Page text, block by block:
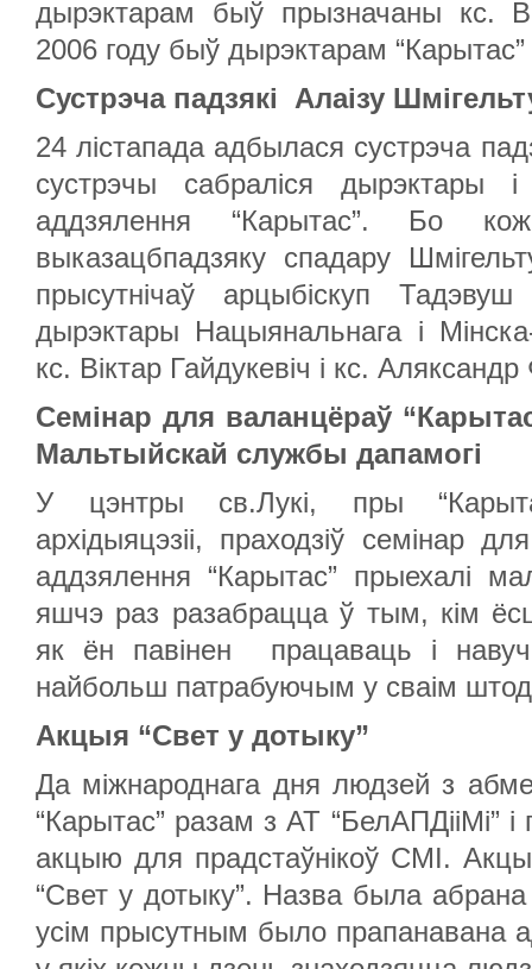
дырэктарам быў прызначаны кс.
2006 году быў дырэктарам “Карытас”
Сустрэча падзякі Алаізу
24 лістапада адбылася сустрэча
сустрэчы сабраліся дырэктары
аддзялення “Карытас”. Бо
выказацбпадзяку спадару
прысутнічаў арцыбіскуп
дырэктары Нацыянальнага і
кс. Віктар Гайдукевіч і кс.
Семінар для валанцёраў
Мальтыйскай службы дапамогі
У цэнтры св.Лукі, пры
архідыяцэзіі, праходзіў семінар
аддзялення “Карытас” прыехалі
яшчэ раз разабрацца ў тым, кім
як ён павінен працаваць і
найбольш патрабуючым у сваім
Акцыя “Свет у дотыку”
Да міжнароднага дня людзей з
“Карытас” разам з АТ “БелАПДііМі” і
акцыю для прадстаўнікоў СМІ.
“Свет у дотыку”. Назва была
усім прысутным было прапанавана